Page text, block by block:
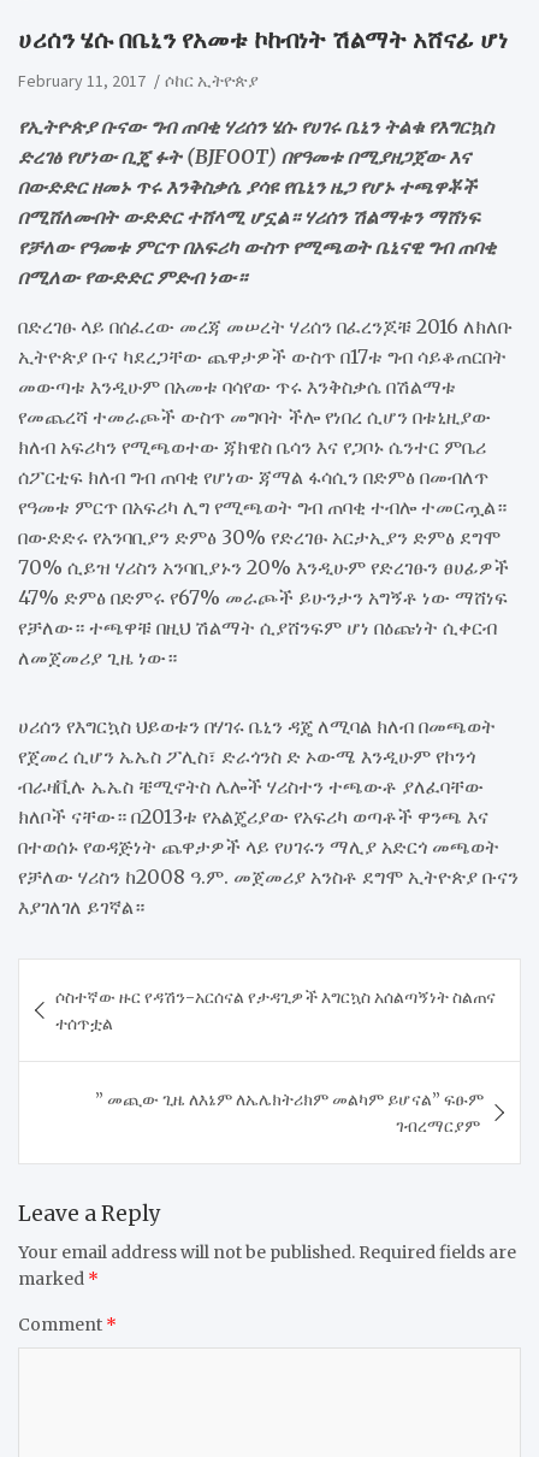
ሀሪሰን ሄሱ በቤኒን የአመቱ ኮከብነት ሽልማት አሸናፊ ሆነ
February 11, 2017 ሶከር ኢትዮጵያ
የኢትዮጵያ ቡናው ግብ ጠባቂ ሃሪሰን ሄሱ የሀገሩ ቤኒን ትልቁ የእግርኳስ
ድረገፅ የሆነው ቢጄ ፉት (BJFOOT) በየዓመቱ በሚያዘጋጀው እና
በውድድር ዘመኑ ጥሩ እንቅስቃሴ ያሳዩ የቤኒን ዜጋ የሆኑ ተጫዋቾች
በሚሸለሙበት ውድድር ተሸላሚ ሆኗል። ሃሪሰን ሽልማቱን ማሸነፍ
የቻለው የዓመቱ ምርጥ በአፍሪካ ውስጥ የሚጫወት ቤኒናዊ ግብ ጠባቂ
በሚለው የውድድር ምድብ ነው።
በድረገፁ ላይ በሰፈረው መረጃ መሠረት ሃሪሰን በፈረንጆቹ 2016 ለክለቡ
ኢትዮጵያ ቡና ካደረጋቸው ጨዋታዎች ውስጥ በ17ቱ ግብ ሳይቆጠርበት
መውጣቱ እንዲሁም በአመቱ ባሳየው ጥሩ እንቅስቃሴ በሽልማቱ
የመጨረሻ ተመራጮች ውስጥ መግባት ችሎ የነበረ ሲሆን በቱኒዚያው
ክለብ አፍሪካን የሚጫወተው ጃክዌስ ቤሳን እና የጋቦኑ ሴንተር ምቤሪ
ሰፖርቲፍ ክለብ ግብ ጠባቂ የሆነው ጃማል ፋሳሲን በድምፅ በመብለጥ
የዓመቱ ምርጥ በአፍሪካ ሊግ የሚጫወት ግብ ጠባቂ ተብሎ ተመርጧል።
በውድድሩ የአንባቢያን ድምፅ 30% የድረገፁ አርታኢያን ድምፅ ደግሞ
70% ሲይዝ ሃሪስን አንባቢያኑን 20% እንዲሁም የድረገፁን ፀሀፊዎች
47% ድምፅ በድምሩ የ67% መራጮች ይሁንታን አግኝቶ ነው ማሸነፍ
የቻለው። ተጫዋቹ በዚህ ሽልማት ሲያሸንፍም ሆነ በዕጩነት ሲቀርብ
ለመጀመሪያ ጊዜ ነው።
ሀሪሰን የእግርኳስ ህይወቱን በሃገሩ ቤኒን ዳጄ ለሚባል ክለብ በመጫወት
የጀመረ ሲሆን ኤኤስ ፖሊስ፣ ድራጎንስ ድ ኦውሜ እንዲሁም የኮንጎ
ብራዛቪሉ ኤኤስ ቼሚኖትስ ሌሎች ሃሪስተን ተጫውቶ ያለፈባቸው
ክለቦች ናቸው። በ2013ቱ የአልጄሪያው የአፍሪካ ወጣቶች ዋንጫ እና
በተወሰኑ የወዳጅነት ጨዋታዎች ላይ የሀገሩን ማሊያ አድርጎ መጫወት
የቻለው ሃሪስን ከ2008 ዓ.ም. መጀመሪያ አንስቶ ደግሞ ኢትዮጵያ ቡናን
እያገለገለ ይገኛል።
navigation
ሶስተኛው ዙር የዳሽን-አርሰናል የታዳጊዎች እግርኳስ አሰልጣኝነት ስልጠና
ተሰጥቷል
” መጪው ጊዜ ለእኔም ለኤሌክትሪክም መልካም ይሆናል” ፍፁም
ገብረማርያም
Leave a Reply
Your email address will not be published. Required fields are
marked *
Comment *